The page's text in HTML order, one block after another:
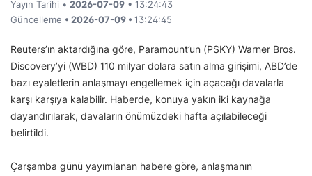
Yayın Tarihi • 2026-07-09 • 13:24:43
Güncelleme • 2026-07-09 • 13:24:45
Reuters’ın aktardığına göre, Paramount’un (PSKY) Warner Bros.
Discovery’yi (WBD) 110 milyar dolara satın alma girişimi, ABD’de
bazı eyaletlerin anlaşmayı engellemek için açacağı davalarla
karşı karşıya kalabilir. Haberde, konuya yakın iki kaynağa
dayandırılarak, davaların önümüzdeki hafta açılabileceği
belirtildi.
Çarşamba günü yayımlanan habere göre, anlaşmanın